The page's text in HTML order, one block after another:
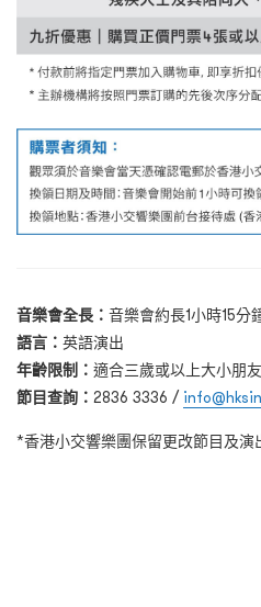
音樂會全長： 音樂會約長1小時15分
語言： 英語演出
年齡限制： 適合三歲或以上大小朋友
節目查詢： 2836 3336 /
*香港小交響樂團保留更改節目及演